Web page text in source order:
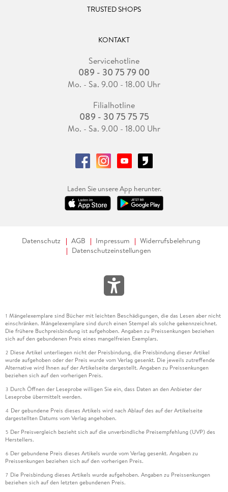
TRUSTED SHOPS
KONTAKT
Servicehotline
089 - 30 75 79 00
Mo. - Sa. 9.00 - 18.00 Uhr
Filialhotline
089 - 30 75 75 75
Mo. - Sa. 9.00 - 18.00 Uhr
Laden Sie unsere App herunter.
Datenschutz AGB Impressum
Widerrufsbelehrung
Datenschutzeinstellungen
1 Mängelexemplare sind Bücher mit leichten Beschädigungen, die das Lesen aber nicht
einschränken. Mängelexemplare sind durch einen Stempel als solche gekennzeichnet.
Die frühere Buchpreisbindung ist aufgehoben. Angaben zu Preissenkungen beziehen
sich auf den gebundenen Preis eines mangelfreien Exemplars.
2 Diese Artikel unterliegen nicht der Preisbindung, die Preisbindung dieser Artikel
wurde aufgehoben oder der Preis wurde vom Verlag gesenkt. Die jeweils zutreffende
Alternative wird Ihnen auf der Artikelseite dargestellt. Angaben zu Preissenkungen
beziehen sich auf den vorherigen Preis.
3 Durch Öffnen der Leseprobe willigen Sie ein, dass Daten an den Anbieter der
Leseprobe übermittelt werden.
4 Der gebundene Preis dieses Artikels wird nach Ablauf des auf der Artikelseite
dargestellten Datums vom Verlag angehoben.
5 Der Preisvergleich bezieht sich auf die unverbindliche Preisempfehlung (UVP) des
Herstellers.
6 Der gebundene Preis dieses Artikels wurde vom Verlag gesenkt. Angaben zu
Preissenkungen beziehen sich auf den vorherigen Preis.
7 Die Preisbindung dieses Artikels wurde aufgehoben. Angaben zu Preissenkungen
beziehen sich auf den letzten gebundenen Preis.